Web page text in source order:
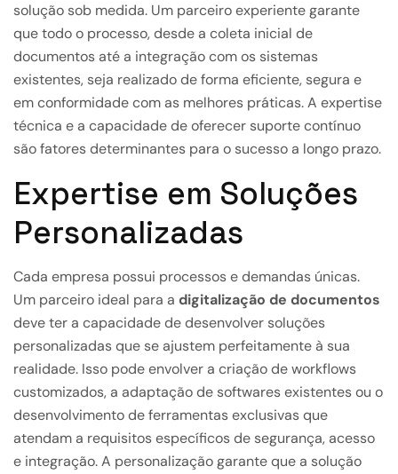
solução sob medida. Um parceiro experiente garante
que todo o processo, desde a coleta inicial de
documentos até a integração com os sistemas
existentes, seja realizado de forma eficiente, segura e
em conformidade com as melhores práticas. A expertise
técnica e a capacidade de oferecer suporte contínuo
são fatores determinantes para o sucesso a longo prazo.
Expertise em Soluções
Personalizadas
Cada empresa possui processos e demandas únicas.
Um parceiro ideal para a digitalização de documentos
deve ter a capacidade de desenvolver soluções
personalizadas que se ajustem perfeitamente à sua
realidade. Isso pode envolver a criação de workflows
customizados, a adaptação de softwares existentes ou o
desenvolvimento de ferramentas exclusivas que
atendam a requisitos específicos de segurança, acesso
e integração. A personalização garante que a solução